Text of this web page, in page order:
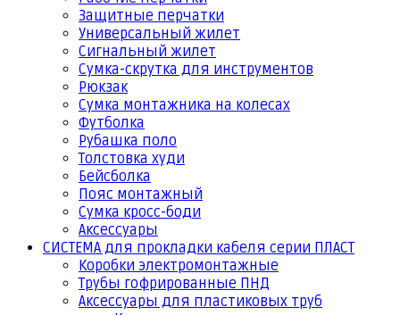
Защитные перчатки
Универсальный жилет
Сигнальный жилет
Сумка-скрутка для инструментов
Рюкзак
Сумка монтажника на колесах
Футболка
Рубашка поло
Толстовка худи
Бейсболка
Пояс монтажный
Сумка кросс-боди
Аксессуары
СИСТЕМА для прокладки кабеля серии ПЛАСТ
Коробки электромонтажные
Трубы гофрированные ПНД
Аксессуары для пластиковых труб